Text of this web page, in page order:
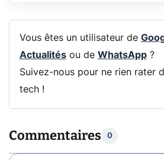
Vous êtes un utilisateur de
Actualitésou de WhatsApp?
Suivez-nous pour ne rien rater
tech !
Commentaires 0